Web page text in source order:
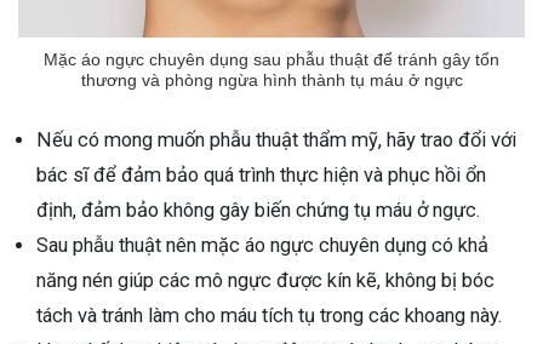
Mặc áo ngực chuyên dụng sau phẫu thuật để tránh gây tổn
thương và phòng ngừa hình thành tụ máu ở ngực
Nếu có mong muốn phẫu thuật thẩm mỹ, hãy trao đổi với
bác sĩ để đảm bảo quá trình thực hiện và phục hồi ổn
định, đảm bảo không gây biến chứng tụ máu ở ngực.
Sau phẫu thuật nên mặc áo ngực chuyên dụng có khả
năng nén giúp các mô ngực được kín kẽ, không bị bóc
tách và tránh làm cho máu tích tụ trong các khoang này.